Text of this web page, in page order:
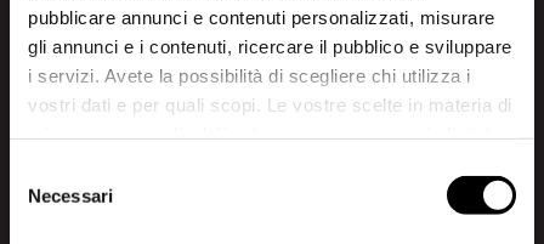
pubblicare annunci e contenuti personalizzati, misurare
gli annunci e i contenuti, ricercare il pubblico e sviluppare
i servizi. Avete la possibilità di scegliere chi utilizza i
vostri dati e per quali scopi. Le vostre scelte in materia di
modificare o revocare il proprio consenso in qualsiasi
momento dalla Dichiarazione sui cookie o facendo clic
delNecessari